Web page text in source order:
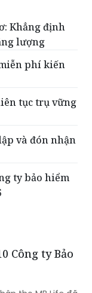
Khẳng định
lượng
phí kiến
tục trụ vững
và đón nhận
ty bảo hiểm
Công ty Bảo